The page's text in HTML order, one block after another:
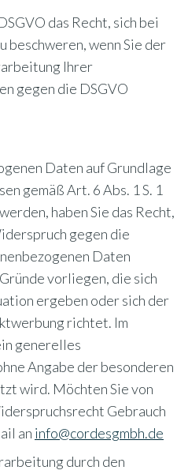
das Recht, sich bei
beschweren, wenn Sie der
Ihrer
gegen die DSGVO
Daten auf Grundlage
gemäß Art. 6 Abs. 1 S. 1
haben Sie das Recht,
gegen die
Daten
vorliegen, die sich
ergeben oder sich der
richtet. Im
generelles
Angabe der besonderen
wird. Möchten Sie von
Gebrauch
an info@cordesgmbh.de
durch den